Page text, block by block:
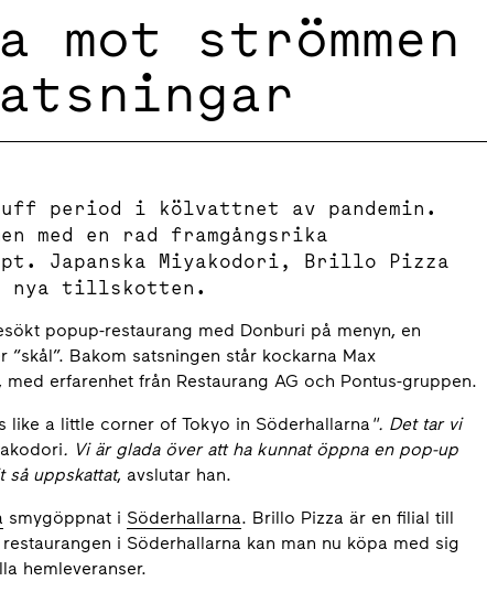
mot strömmen
period i kölvattnet av pandemin.
med en rad framgångsrika
Japanska Miyakodori, Brillo Pizza
nya tillskotten.
popup-restaurang med Donburi på menyn, en
Bakom satsningen står kockarna Max
erfarenhet från Restaurang AG och Pontus-gruppen.
like a little corner of Tokyo in Söderhallarna ". Det tar vi
. Vi är glada över att ha kunnat öppna en pop-up
så uppskattat, avslutar han.
smygöppnat i Söderhallarna. Brillo Pizza är en filial till
i Söderhallarna kan man nu köpa med sig
hemleveranser.